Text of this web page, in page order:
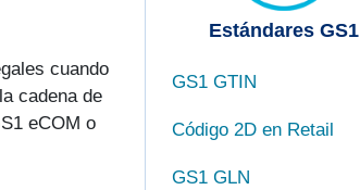
cuando
cadena de
eCOM o
Estándares GS1
GS1 GTIN
Código 2D en Retail
GS1 GLN